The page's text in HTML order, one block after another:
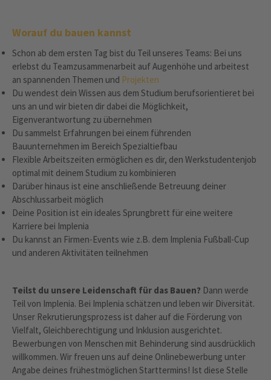
Worauf du bauen kannst
Schon ab dem ersten Tag bist du Teil unseres Teams: Bei uns
erlebst du Teamzusammenarbeit auf Augenhöhe und arbeitest
an spannenden Themen und Projekten
Du wendest dein Wissen aus dem Studium berufsorientieret bei
uns an und wir bieten dir dabei die Möglichkeit,
Eigenverantwortung zu übernehmen
Du sammelst Erfahrungen bei einem führenden
Bauunternehmen im Bereich Spezialtiefbau
Flexible Arbeitszeiten ermöglichen es dir, den Werkstudentenjob
optimal mit deinem Studium zu kombinieren
Darüber hinaus ist eine anschließende Betreuung deiner
Abschlussarbeit möglich
Deine Position ist ein ideales Sprungbrett für eine weitere
Karriere bei Implenia
Du kannst an Firmen-Events wie z.B. dem Implenia Fußball-Cup
und anderen Aktivitäten teilnehmen
Teilst du unsere Leidenschaft für das Bauen? Dann werde
Teil von Implenia. Bei Implenia schätzen und leben wir Diversität.
Unser Rekrutierungsprozess ist daher auf die Förderung von
Vielfalt, Gleichberechtigung und Inklusion ausgerichtet.
Bewerbungen von Menschen mit Behinderung sind ausdrücklich
willkommen. Wir freuen uns auf deine Onlinebewerbung unter
Angabe deines frühestmöglichen Starttermins! Ist diese Stelle